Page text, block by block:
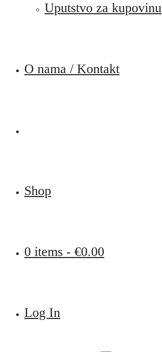
Uputstvo za kupovinu
O nama / Kontakt
Shop
0 items - €0.00
Log In